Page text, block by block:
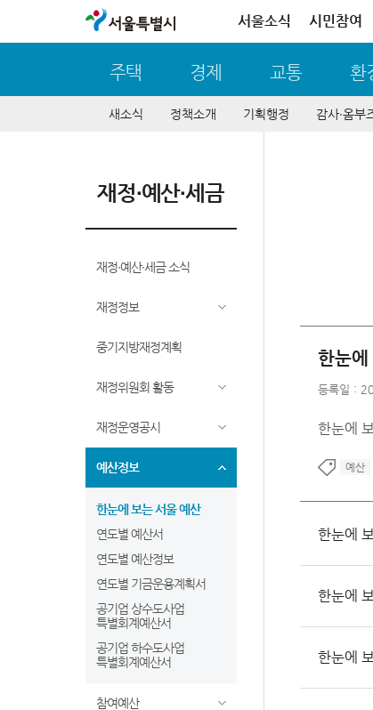
서울특별시 서울소식 시민참여
주택 경제 교통 환
새소식 정책소개 기획행정 감사∙옴부
재정∙예산∙세금
재정∙예산∙세금 소식
재정정보
중기지방재정계획
재정위원회 활동
재정운영공시
예산정보
한눈에 보는 서울 예산
연도별 예산서
연도별 예산정보
연도별 기금운용계획서
공기업 상수도사업
특별회계예산서
공기업 하수도사업
특별회계예산서
참여예산
한눈
등록일 :
한눈에
예산
한눈에
한눈에
한눈에